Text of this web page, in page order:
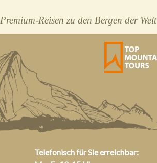
Premium-Reisen zu den Bergen der Welt
Telefonisch für Sie erreichbar: